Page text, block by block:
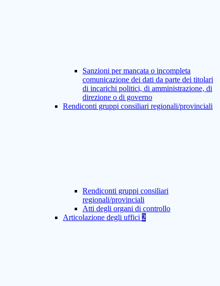
Sanzioni per mancata o incompleta
comunicazione dei dati da parte dei titolari
di incarichi politici, di amministrazione, di
direzione o di governo
Rendiconti gruppi consiliari regionali/provinciali
Rendiconti gruppi consiliari
regionali/provinciali
Atti degli organi di controllo
Articolazione degli uffici 2